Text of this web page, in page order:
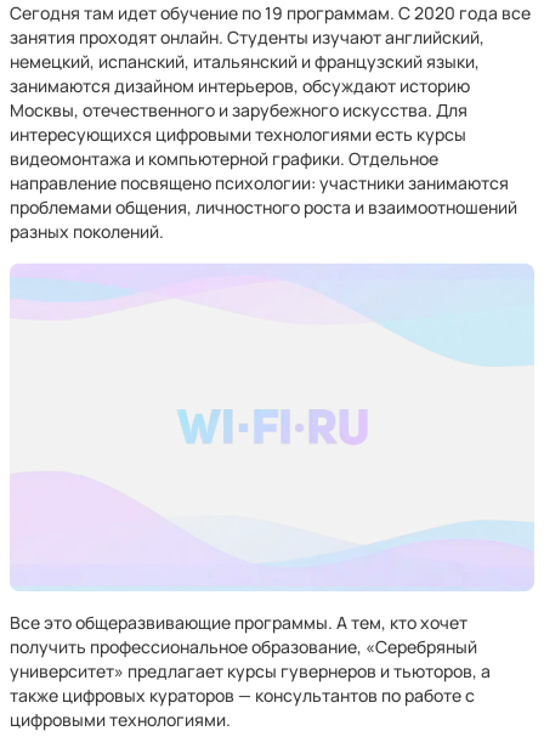
Сегодня там идет обучение по 19 программам. С 2020 года все
занятия проходят онлайн. Студенты изучают английский,
немецкий, испанский, итальянский и французский языки,
занимаются дизайном интерьеров, обсуждают историю
Москвы, отечественного и зарубежного искусства. Для
интересующихся цифровыми технологиями есть курсы
видеомонтажа и компьютерной графики. Отдельное
направление посвящено психологии: участники занимаются
проблемами общения, личностного роста и взаимоотношений
разных поколений.
Все это общеразвивающие программы. А тем, кто хочет
получить профессиональное образование, «Серебряный
университет» предлагает курсы гувернеров и тьюторов, а
также цифровых кураторов — консультантов по работе с
цифровыми технологиями.